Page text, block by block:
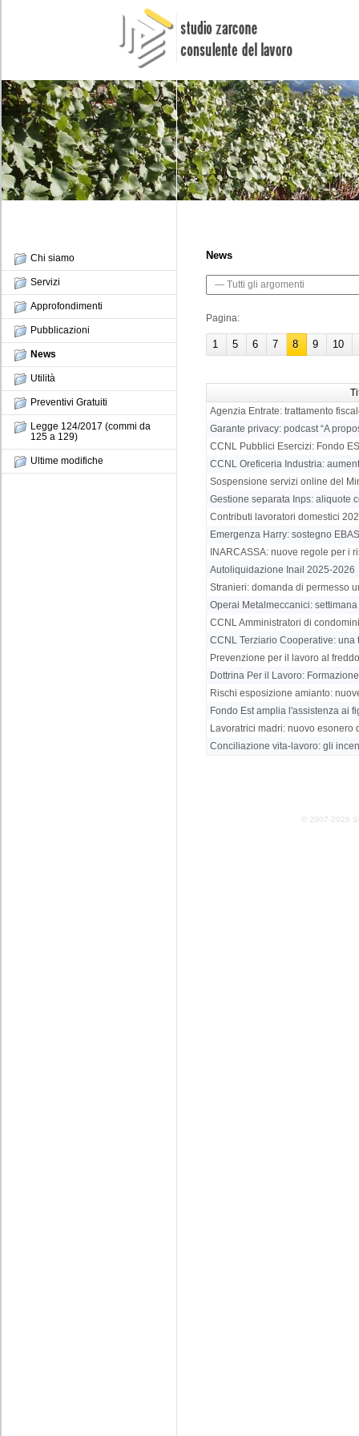
Chi siamo
Servizi
Approfondimenti
Pubblicazioni
News
Utilità
Preventivi Gratuiti
Legge 124/2017 (commi da
125 a 129)
Ultime modifiche
News
Pagina:
1 5 6 7 8 9 10
Agenzia Entrate: trattamento
Garante privacy: podcast “A
CCNL Pubblici Esercizi: Fondo
CCNL Oreficeria Industria:
Sospensione servizi online del
Gestione separata Inps: aliquote
Contributi lavoratori domestici
Emergenza Harry: sostegno
INARCASSA: nuove regole per i
Autoliquidazione Inail 2025-2026
Stranieri: domanda di permesso
Operai Metalmeccanici:
CCNL Amministratori di
CCNL Terziario Cooperative: una
Prevenzione per il lavoro al
Dottrina Per il Lavoro:
Rischi esposizione amianto:
Fondo Est amplia l'assistenza ai
Lavoratrici madri: nuovo esonero
Conciliazione vita-lavoro: gli
© 2007-2026